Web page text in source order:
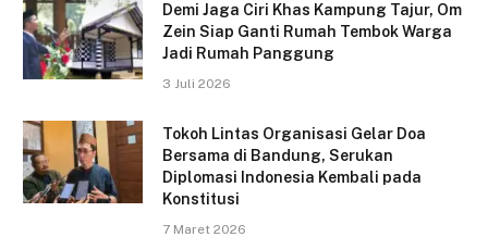
Demi Jaga Ciri Khas Kampung Tajur, Om
Zein Siap Ganti Rumah Tembok Warga
Jadi Rumah Panggung
3 Juli 2026
Tokoh Lintas Organisasi Gelar Doa
Bersama di Bandung, Serukan
Diplomasi Indonesia Kembali pada
Konstitusi
7 Maret 2026